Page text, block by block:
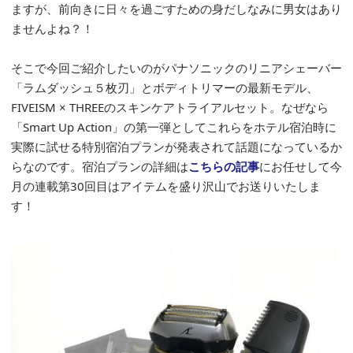
ますが、前向きに日々を過ごすための身だしなみに男女はあり
ませんよね？！
そこで今回ご紹介したいのがパナソニックのリニアシェーバー
「ラムダッシュ５枚刃」とボディトリマーの最新モデル、
FIVEISM × THREEのスキンケアトライアルセット。なぜなら
「Smart Up Action」の第一弾としてこれらをホテル宿泊時に
実際に試せる特別宿泊プランが発表されて話題になっているか
らなのです。宿泊プランの詳細はこちらの記事にお任せして今
月の連載第30回目はアイテムを盛り沢山でお送りいたしま
す！